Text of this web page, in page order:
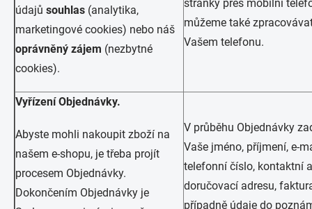
údajů souhlas (analytika,
marketingové cookies) nebo náš
oprávněný zájem (nezbytné
cookies).
stránky přes mobilní
můžeme také
Vašem telefonu.
Vyřízení Objednávky.
Abyste mohli nakoupit zboží na
našem e-shopu, je třeba projít
procesem Objednávky.
Dokončením Objednávky je
V průběhu Objednávky
Vaše jméno, příjmení, e-
telefonní číslo, kontaktní a
doručovací adresu,
případně údaje do